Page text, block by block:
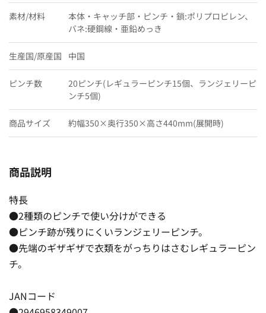
素材/材料
本体・キャッチ部・ピンチ・鎖:ポリプロピレン、
バネ:硬鋼線・亜鉛めっき
生産国/原産国 中国
ピンチ数
20ピンチ(レギュラーピンチ15個、ランジェリーピ
ンチ5個)
商品サイズ 約幅350×奥行350×高さ440mm(展開時)
商品説明
特長
●2種類のピンチで使い分けができる
●ピンチ跡が残りにくいランジェリーピンチ。
●先端のギザギザで衣類をがっちりはさむレギュラーピン
チ。
JANコード